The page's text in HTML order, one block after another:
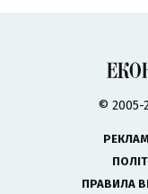
© 2005-
ПРАВИЛА